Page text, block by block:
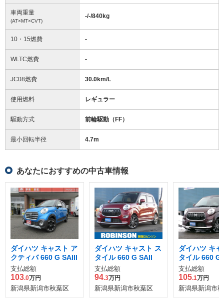
車両重量
(AT×MT×CVT)
-/-/840kg
10・15燃費 -
WLTC燃費 -
JC08燃費 30.0km/L
使用燃料 レギュラー
駆動方式 前輪駆動（FF）
最小回転半径 4.7m
あなたにおすすめの中古車情報
ダイハツ キャスト ア
クティバ 660 G SAIII
支払総額
103.0万円
新潟県新潟市秋葉区
ダイハツ キャスト ス
タイル 660 G SAII
支払総額
94.3万円
新潟県新潟市秋葉区
ダイハツ キ
タイル 660 G
支払総額
105.1万円
新潟県新潟市